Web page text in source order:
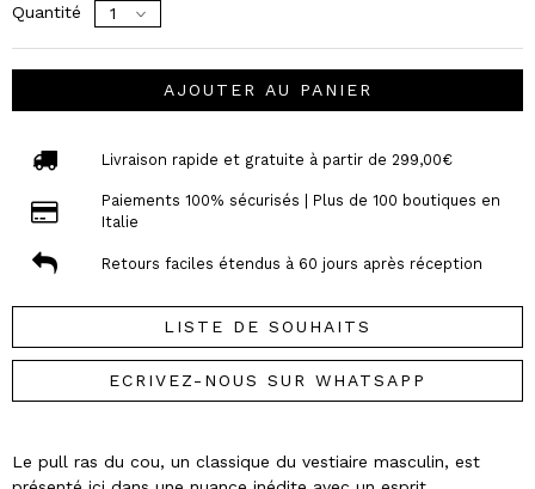
Quantité
AJOUTER AU PANIER
Livraison rapide et gratuite à partir de 299,00€
Paiements 100% sécurisés | Plus de 100 boutiques en
Italie
Retours faciles étendus à 60 jours après réception
LISTE DE SOUHAITS
ECRIVEZ-NOUS SUR WHATSAPP
Le pull ras du cou, un classique du vestiaire masculin, est